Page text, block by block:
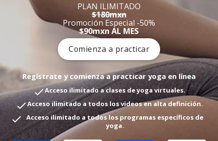
PLAN ILIMITADO
$180mxn
Promoción Especial -50%
$90mxn AL MES
Comienza a practicar
Regístrate y comienza a practicar yoga en línea
checkAcceso ilimitado a clases de yoga virtuales.
checkAcceso ilimitado a todos los videos en alta definición.
check
Acceso ilimitado a todos los programas específicos de
yoga.